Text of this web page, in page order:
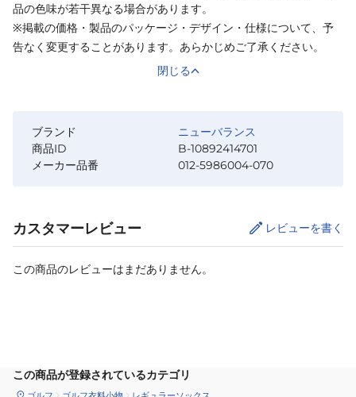
品の色味が若干異なる場合があります。
※掲載の価格・製品のパッケージ・デザイン・仕様について、予
告なく変更することがあります。あらかじめご了承ください。
閉じる
ブランド
ニューバランス
商品ID
B-10892414701
メーカー品番
012-5986004-070
カスタマーレビュー レビューを書く
この商品のレビューはまだありません。
この商品が登録されているカテゴリ